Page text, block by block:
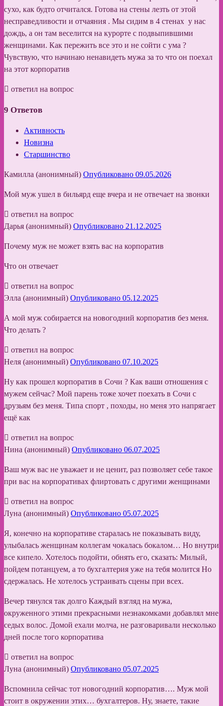
сухо, как будто отчитался. Готова на стены лезть от этой
несправедливости и отчаяния . Мы сидим в 4 стенах у нас
дождь, а он там веселится на курорте с подвыпившими
женщинами. Как пережить все это и не сойти с ума ?
Чувствую, что начинаю ненавидеть мужа за то что он поехал
на этот корпоратив
ответил на вопрос
9 Ответов
Активность
Новизна
Старшинство
Камилла (анонимный) Опубликовано 09.05.2026
Мой муж ушел в бильярд еще вчера и не отвечает на звонки
ответил на вопрос
Дарья (анонимный) Опубликовано 21.12.2025
Почему муж не может взять вас на корпоратив
Что он отвечает
ответил на вопрос
Элла (анонимный) Опубликовано 05.12.2025
А мой муж собирается на новогодний корпоратив без меня.
Что делать ?
ответил на вопрос
Неля (анонимный) Опубликовано 07.10.2025
Ну как прошел корпоратив в Сочи ? Как ваши отношения с
мужем сейчас? Мой парень тоже хочет поехать в Сочи с
друзьям без меня. Типа спорт , походы, но меня это напрягает
ещё как
ответил на вопрос
Нина (анонимный) Опубликовано 06.07.2025
Ваш муж вас не уважает и не ценит, раз позволяет себе такое
при вас на корпоративах флиртовать с другими женщинами
ответил на вопрос
Луна (анонимный) Опубликовано 05.07.2025
Я, конечно на корпоративе старалась не показывать виду,
улыбалась женщинам коллегам чокалась бокалом… Но внутри
все кипело. Хотелось подойти, обнять его, сказать: Милый,
пойдем потанцуем, а то бухгалтерия уже на тебя молится Но
сдержалась. Не хотелось устраивать сцены при всех.
Вечер тянулся так долго Каждый взгляд на мужа,
окруженного этими прекрасными незнакомками добавлял мне
седых волос. Домой ехали молча, не разговаривали несколько
дней после того корпоратива
ответил на вопрос
Луна (анонимный) Опубликовано 05.07.2025
Вспомнила сейчас тот новогодний корпоратив…. Муж мой
стоит в окружении этих… бухгалтеров. Ну, знаете, такие